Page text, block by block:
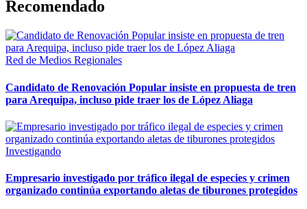
Recomendado
Red de Medios Regionales
Candidato de Renovación Popular insiste en propuesta de tren
para Arequipa, incluso pide traer los de López Aliaga
Investigando
Empresario investigado por tráfico ilegal de especies y crimen
organizado continúa exportando aletas de tiburones protegidos